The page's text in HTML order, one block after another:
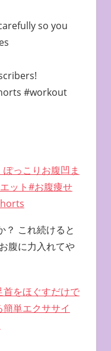
so you
#workout
ぽっこりお腹凹ま
ット#お腹痩せ
？ これ続けると
腹に力入れてや
首をほぐすだけで
単エクササイ